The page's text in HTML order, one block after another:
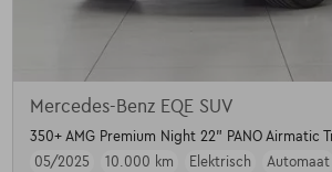
Mercedes-Benz EQE SUV
350+ AMG Premium Night 22" PANO Airmatic
05/2025
10.000 km Elektrisch
Automaat